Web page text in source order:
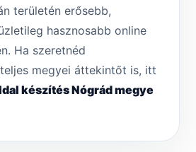
területén erősebb,
hasznosabb online
Ha szeretnéd
megyei áttekintőt is, itt
készítés Nógrád megye